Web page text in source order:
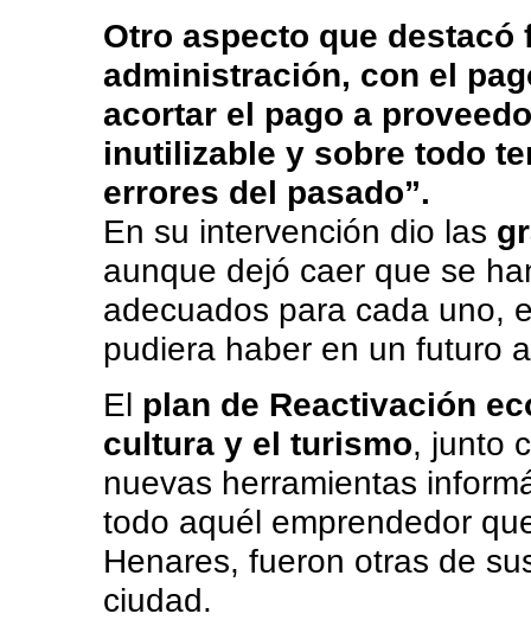
Otro aspecto que
administración, con el
acortar el pago a
inutilizable y sobre todo
errores del pasado”.
En su intervención dio las
aunque dejó caer que se
adecuados para cada uno,
pudiera haber en un futuro
El plan de Reactivación
cultura y el turismo, junto
nuevas herramientas
todo aquél emprendedor
Henares, fueron otras de
ciudad.